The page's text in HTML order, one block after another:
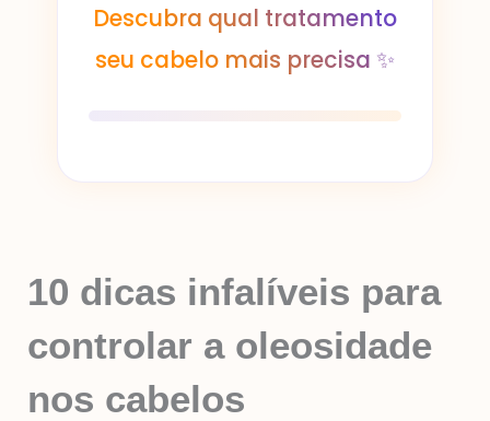
Descubra qual tratamento
seu cabelo mais precisa ✨
10 dicas infalíveis para
controlar a oleosidade
nos cabelos